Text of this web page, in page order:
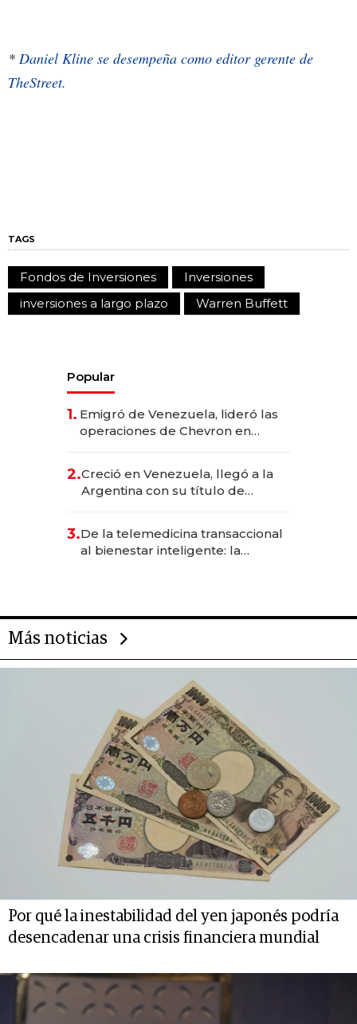
* Daniel Kline se desempeña como editor gerente de
TheStreet.
TAGS
Fondos de Inversiones
Inversiones
inversiones a largo plazo
Warren Buffett
Popular
1. Emigró de Venezuela, lideró las
operaciones de Chevron en
2.Creció en Venezuela, llegó a la
Argentina con su título de
las marcas "fast premium"
3.De la telemedicina transaccional
al bienestar inteligente: la
Más noticias
Por qué la inestabilidad del yen japonés podría
desencadenar una crisis financiera mundial